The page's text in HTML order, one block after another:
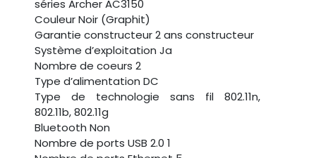
séries ‎Archer AC3150
Couleur ‎Noir (Graphit)
Garantie constructeur ‎2 ans constructeur
Système d’exploitation ‎Ja
Nombre de coeurs ‎2
Type d’alimentation ‎DC
Type de technologie sans fil ‎802.11n,
802.11b, 802.11g
Bluetooth ‎Non
Nombre de ports USB 2.0 ‎1